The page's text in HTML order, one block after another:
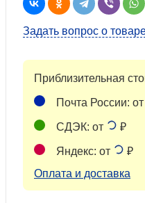
Задать вопрос о
Приблизительная
Почта России: от
СДЭК: от ₽
Яндекс: от
₽
Оплата и доставка